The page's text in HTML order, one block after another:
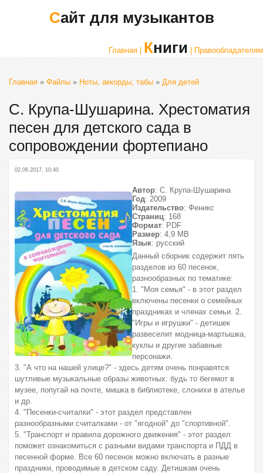
Сайт для музыкантов
Главная | Книги | Правообладателям
Главная » Файлы » Ноты, аккорды, табы » Для детей
С. Крупа-Шушарина. Хрестоматия
песен для детского сада в
сопровождении фортепиано
02.06.2017, 10:40
Автор: С. Крупа-Шушарина
Год: 2009
Издательство: Феникс
Страниц: 168
Формат: PDF
Размер: 4,9 МВ
Язык: русский
Данный сборник содержит пять
разделов из 60 песенок,
разнообразных по тематике:
1. "Моя семья" - в этот раздел
включены песенки о семейных
праздниках и членах семьи. 2.
"Игры и игрушки" - детишек
развеселит модница-мартышка,
куклы и другие забавные
персонажи.
3. "А что на нашей улице?" - здесь детям очень понравятся
шутливые музыкальные образы животных: будь то бегемот в
музее, попугай на почте, мишка в библиотеке, слонихи в ателье
и др.
4. "Песенки-считалки" - этот раздел представлен
разнообразными считалками - от "ягодной" до "спортивной".
5. "Транспорт и правила дорожного движения" - этот раздел
поможет ознакомиться с разными видами транспорта и ПДД в
песенной форме. Все 60 песенок можно включать в разные
праздники, проводимые в детском саду. Детишкам очень